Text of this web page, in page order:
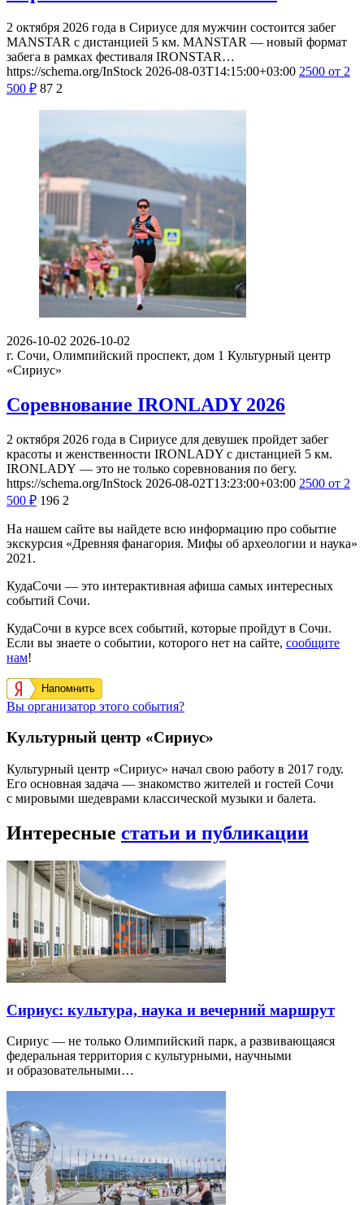
2 октября 2026 года в Сириусе для мужчин состоится забег
MANSTAR с дистанцией 5 км. MANSTAR — новый формат
забега в рамках фестиваля IRONSTAR…
https://schema.org/InStock 2026-08-03T14:15:00+03:00 2500 от 2
500 ₽ 87 2
2026-10-02 2026-10-02
г. Сочи, Олимпийский проспект, дом 1 Культурный центр
«Сириус»
Соревнование IRONLADY 2026
2 октября 2026 года в Сириусе для девушек пройдет забег
красоты и женственности IRONLADY с дистанцией 5 км.
IRONLADY — это не только соревнования по бегу.
https://schema.org/InStock 2026-08-02T13:23:00+03:00 2500 от 2
500 ₽ 196 2
На нашем сайте вы найдете всю информацию про событие
экскурсия «Древняя фанагория. Мифы об археологии и наука»
2021.
КудаСочи — это интерактивная афиша самых интересных
событий Сочи.
КудаСочи в курсе всех событий, которые пройдут в Сочи.
Если вы знаете о событии, которого нет на сайте, сообщите
нам!
Напомнить
Вы организатор этого события?
Культурный центр «Сириус»
Культурный центр «Сириус» начал свою работу в 2017 году.
Его основная задача — знакомство жителей и гостей Сочи
с мировыми шедеврами классической музыки и балета.
Интересные статьи и публикации
Сириус: культура, наука и вечерний маршрут
Сириус — не только Олимпийский парк, а развивающаяся
федеральная территория с культурными, научными
и образовательными…